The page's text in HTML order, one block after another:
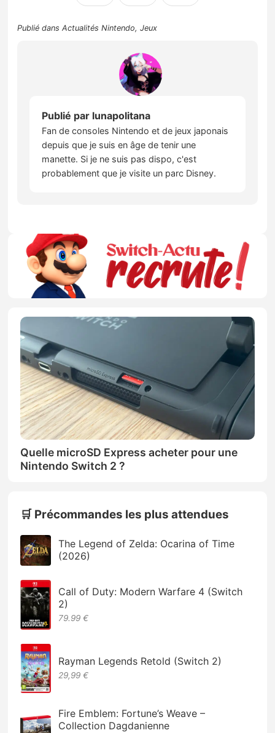
Publié dansActualités Nintendo,Jeux
Publié par lunapolitana
Fan de consoles Nintendo et de jeux japonais
depuis que je suis en âge de tenir une
manette. Si je ne suis pas dispo, c'est
probablement que je visite un parc Disney.
Quelle microSD Express acheter pour une
Nintendo Switch 2 ?
🛒 Précommandes les plus attendues
The Legend of Zelda: Ocarina of Time
(2026)
Call of Duty: Modern Warfare 4 (Switch
2)
79.99 €
Rayman Legends Retold (Switch 2)
29,99 €
Fire Emblem: Fortune’s Weave –
Collection Dagdanienne